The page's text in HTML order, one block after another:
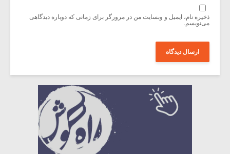
ذخیره نام، ایمیل و وبسایت من در مرورگر برای زمانی که دوباره دیدگاهی
می‌نویسم.